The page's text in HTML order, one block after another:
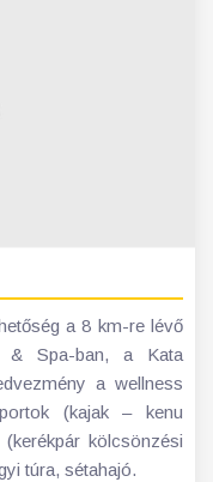
a 8 km-re lévő
& Spa-ban, a Kata
a wellness
(kajak – kenu
kölcsönzési
túra, sétahajó.